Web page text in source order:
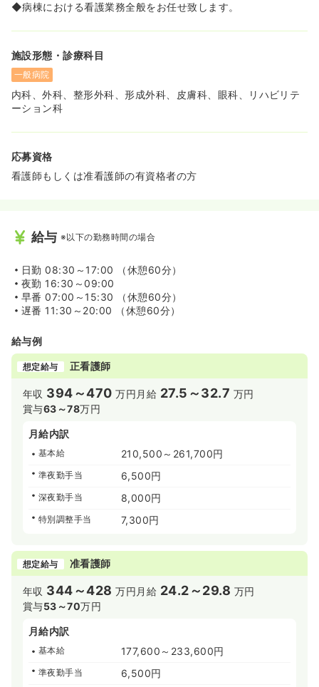
◆病棟における看護業務全般をお任せ致します。
施設形態・診療科目
一般病院
内科、外科、整形外科、形成外科、皮膚科、眼科、リハビリテ
ーション科
応募資格
看護師もしくは准看護師の有資格者の方
給与 ※以下の勤務時間の場合
日勤 08:30～17:00 （休憩60分）
夜勤 16:30～09:00
早番 07:00～15:30 （休憩60分）
遅番 11:30～20:00 （休憩60分）
給与例
想定給与 正看護師
年収 394～470 万円 月給 27.5～32.7 万円
賞与63～78万円
月給内訳
基本給 210,500～261,700円
準夜勤手当 6,500円
深夜勤手当 8,000円
特別調整手当 7,300円
想定給与 准看護師
年収 344～428 万円 月給 24.2～29.8 万円
賞与53～70万円
月給内訳
基本給 177,600～233,600円
準夜勤手当 6,500円